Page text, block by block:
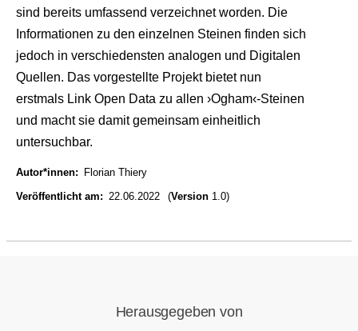
sind bereits umfassend verzeichnet worden. Die
Informationen zu den einzelnen Steinen finden sich
jedoch in verschiedensten analogen und Digitalen
Quellen. Das vorgestellte Projekt bietet nun
erstmals Link Open Data zu allen ›Ogham‹-Steinen
und macht sie damit gemeinsam einheitlich
untersuchbar.
Autor*innen
Florian Thiery
Veröffentlicht am
22.06.2022 (Version 1.0)
Herausgegeben von